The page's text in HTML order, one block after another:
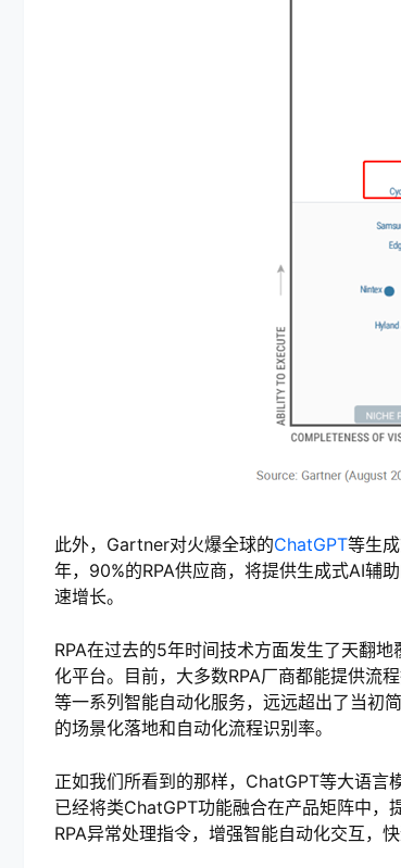
此外，Gartner对火爆全球的ChatGPT等生
年，90%的RPA供应商，将提供生成式AI辅
速增长。
RPA在过去的5年时间技术方面发生了天翻
化平台。目前，大多数RPA厂商都能提供流
等一系列智能自动化服务，远远超出了当初
的场景化落地和自动化流程识别率。
正如我们所看到的那样，ChatGPT等大语言
已经将类ChatGPT功能融合在产品矩阵中，
RPA异常处理指令，增强智能自动化交互，